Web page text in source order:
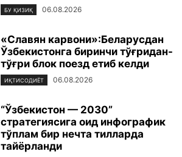
БУ ҚИЗИҚ 06.08.2026
«Славян карвони»:Беларусдан
Ўзбекистонга биринчи тўғридан-
тўғри блок поезд етиб келди
ИҚТИСОДИЁТ 06.08.2026
“Ўзбекистон — 2030”
стратегиясига оид инфографик
тўплам бир нечта тилларда
тайёрланди